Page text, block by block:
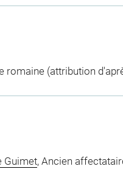
romaine (attribution
Guimet, Ancien